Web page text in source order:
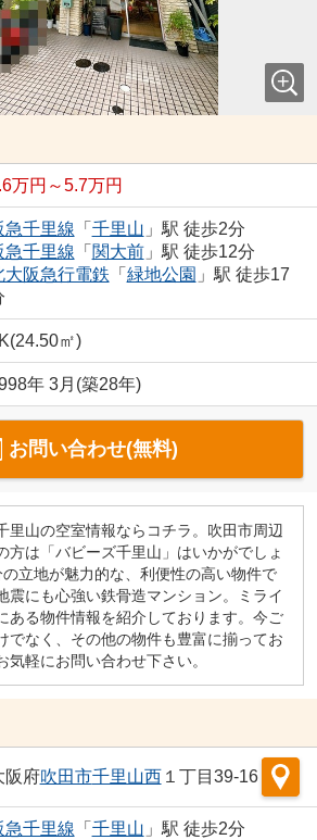
万円～5.7万円
急千里線 「 千里山 」駅 徒歩2分
急千里線 「 関大前」駅 徒歩12分
大阪急行電鉄 「 緑地公園 」駅 徒歩17
㎡)
年 3月(築28年)
お問い合わせ(無料)
里山の空室情報ならコチラ。吹田市周辺
方は「バビーズ千里山」はいかがでしょ
立地が魅力的な、利便性の高い物件で
震にも心強い鉄骨造マンション。ミライ
ある物件情報を紹介しております。今ご
でなく、その他の物件も豊富に揃ってお
気軽にお問い合わせ下さい。
阪府吹田市千里山西１丁目39-16
急千里線 「 千里山 」駅 徒歩2分